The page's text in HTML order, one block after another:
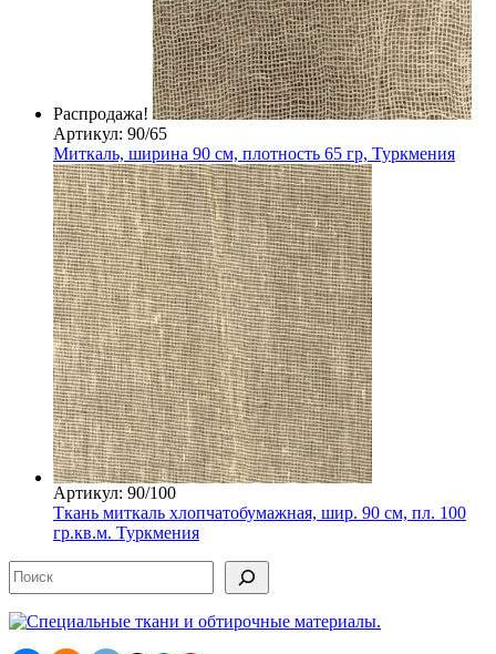
Распродажа!
Артикул: 90/65
Миткаль, ширина 90 см, плотность 65 гр, Туркмения
Артикул: 90/100
Ткань миткаль хлопчатобумажная, шир. 90 см, пл. 100
гр.кв.м. Туркмения
Поиск